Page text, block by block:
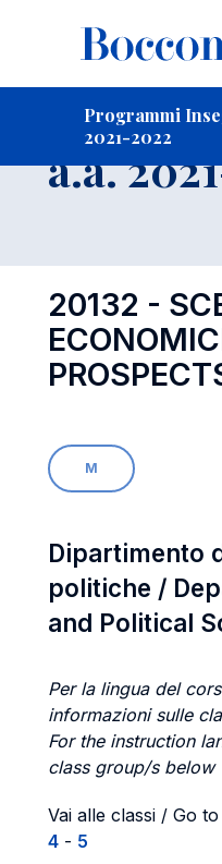
Programmi
2021-2022
a.a.
20132 -
M
Dipartimento
politiche /
and Political
Per la lingua del
informazioni sulle
For the instruction
class group/s below
Vai alle classi / Go
4 - 5